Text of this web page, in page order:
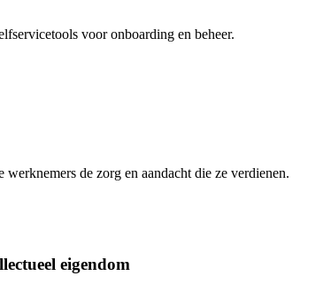
voor onboarding en beheer.
de zorg en aandacht die ze verdienen.
eigendom